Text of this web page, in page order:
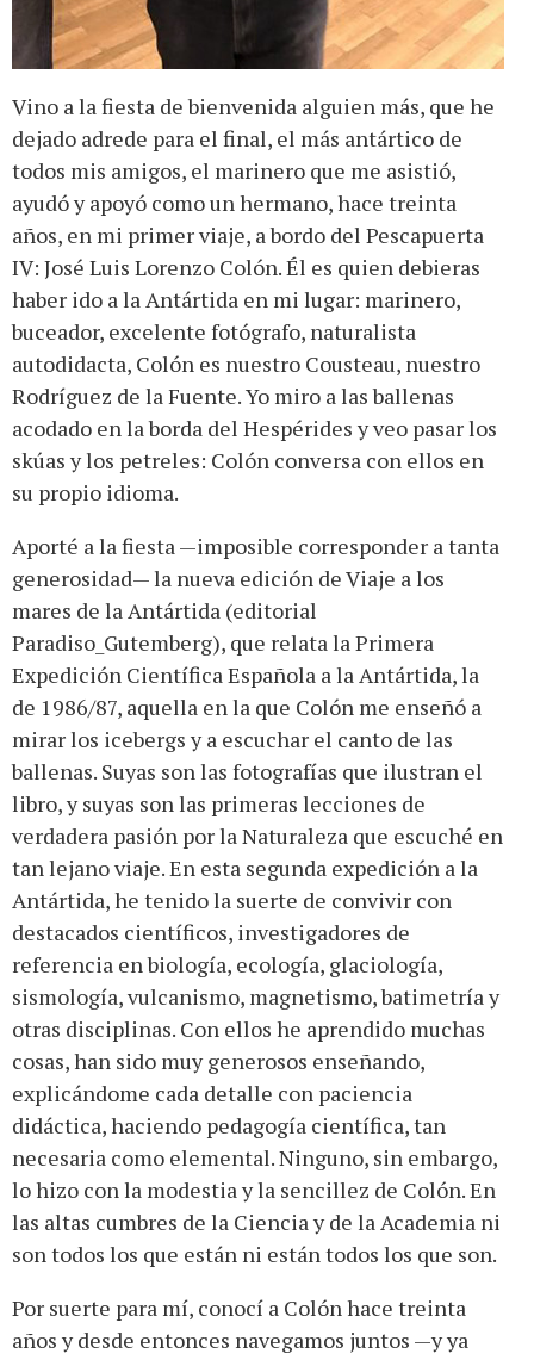
Vino a la fiesta de bienvenida alguien más, que he
dejado adrede para el final, el más antártico de
todos mis amigos, el marinero que me asistió,
ayudó y apoyó como un hermano, hace treinta
años, en mi primer viaje, a bordo del Pescapuerta
IV: José Luis Lorenzo Colón. Él es quien debieras
haber ido a la Antártida en mi lugar: marinero,
buceador, excelente fotógrafo, naturalista
autodidacta, Colón es nuestro Cousteau, nuestro
Rodríguez de la Fuente. Yo miro a las ballenas
acodado en la borda del Hespérides y veo pasar los
skúas y los petreles: Colón conversa con ellos en
su propio idioma.
Aporté a la fiesta —imposible corresponder a tanta
generosidad— la nueva edición de Viaje a los
mares de la Antártida (editorial
Paradiso_Gutemberg), que relata la Primera
Expedición Científica Española a la Antártida, la
de 1986/87, aquella en la que Colón me enseñó a
mirar los icebergs y a escuchar el canto de las
ballenas. Suyas son las fotografías que ilustran el
libro, y suyas son las primeras lecciones de
verdadera pasión por la Naturaleza que escuché en
tan lejano viaje. En esta segunda expedición a la
Antártida, he tenido la suerte de convivir con
destacados científicos, investigadores de
referencia en biología, ecología, glaciología,
sismología, vulcanismo, magnetismo, batimetría y
otras disciplinas. Con ellos he aprendido muchas
cosas, han sido muy generosos enseñando,
explicándome cada detalle con paciencia
didáctica, haciendo pedagogía científica, tan
necesaria como elemental. Ninguno, sin embargo,
lo hizo con la modestia y la sencillez de Colón. En
las altas cumbres de la Ciencia y de la Academia ni
son todos los que están ni están todos los que son.
Por suerte para mí, conocí a Colón hace treinta
años y desde entonces navegamos juntos —y ya